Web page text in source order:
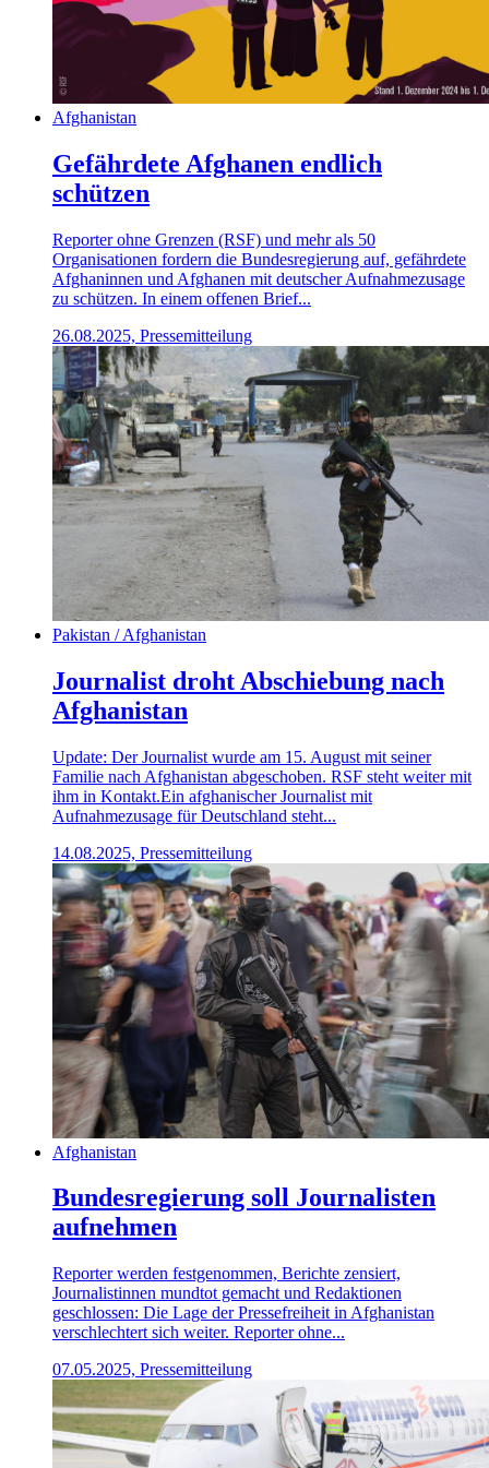
Afghanistan
Gefährdete Afghanen endlich
schützen
Reporter ohne Grenzen (RSF) und mehr als 50
Organisationen fordern die Bundesregierung auf, gefährdete
Afghaninnen und Afghanen mit deutscher Aufnahmezusage
zu schützen. In einem offenen Brief...
26.08.2025, Pressemitteilung
Pakistan / Afghanistan
Journalist droht Abschiebung nach
Afghanistan
Update: Der Journalist wurde am 15. August mit seiner
Familie nach Afghanistan abgeschoben. RSF steht weiter mit
ihm in Kontakt.Ein afghanischer Journalist mit
Aufnahmezusage für Deutschland steht...
14.08.2025, Pressemitteilung
Afghanistan
Bundesregierung soll Journalisten
aufnehmen
Reporter werden festgenommen, Berichte zensiert,
Journalistinnen mundtot gemacht und Redaktionen
geschlossen: Die Lage der Pressefreiheit in Afghanistan
verschlechtert sich weiter. Reporter ohne...
07.05.2025, Pressemitteilung